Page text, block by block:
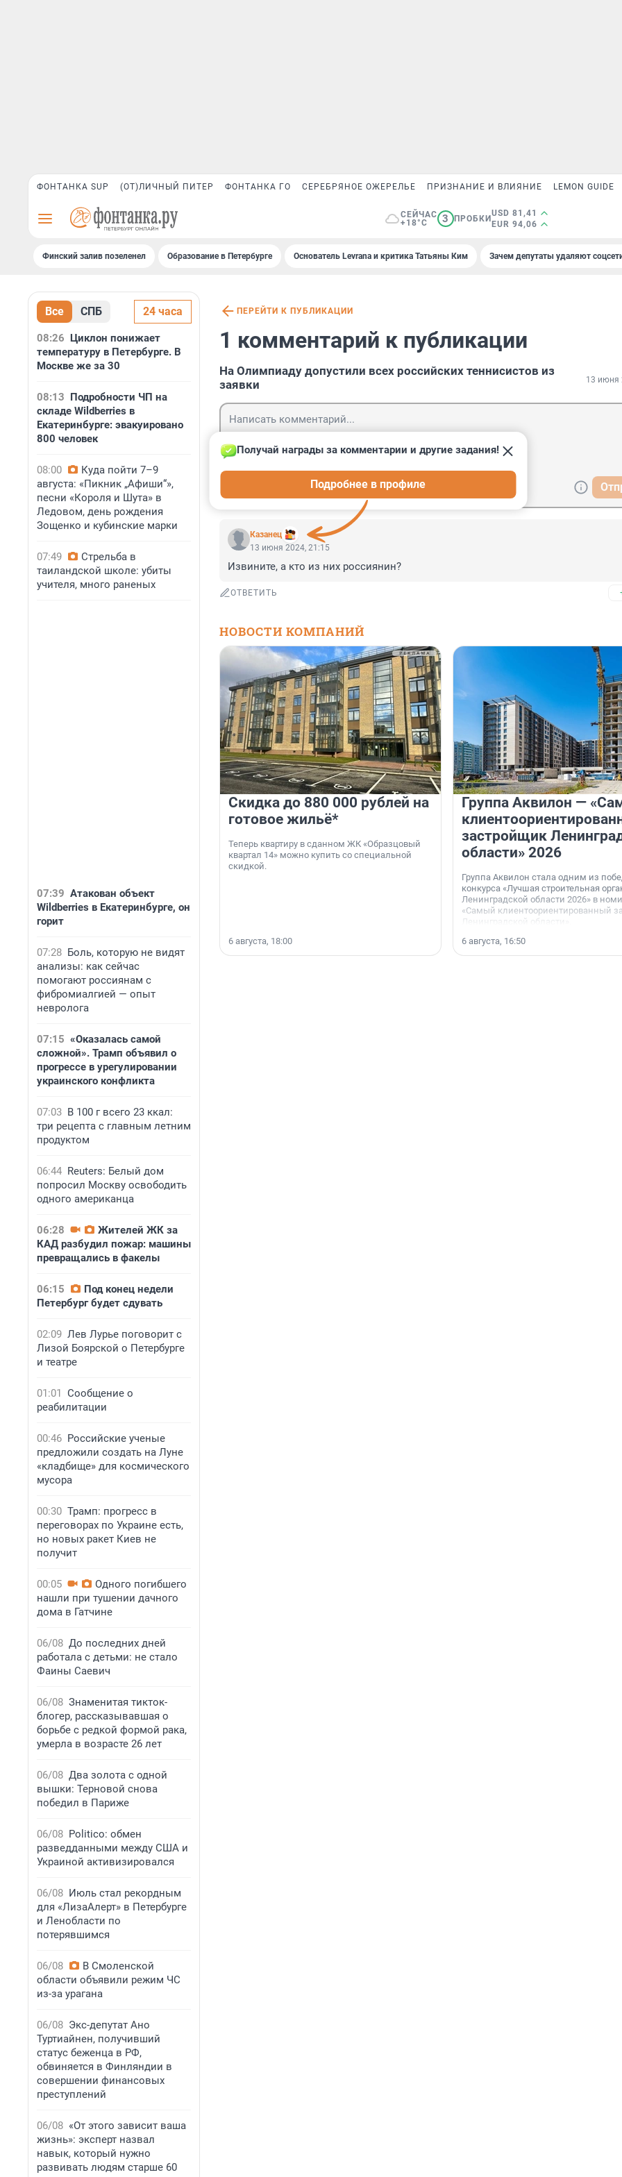
ФОНТАНКА SUP (ОТ)ЛИЧНЫЙ ПИТЕР ФОНТАНКА ГО СЕРЕБРЯНОЕ ОЖЕРЕЛЬЕ ПРИЗНАНИЕ И ВЛИЯНИЕ LEMON GUIDE
СЕЙЧАС
+18°C
3 ПРОБКИ
USD 81,41
EUR 94,06
Финский залив позеленел Образование в Петербурге Основатель Levrana и критика Татьяны Ким Зачем депутаты удаляют
Все СПБ 24 часа
08:26 Циклон понижает
температуру в Петербурге. В
Москве же за 30
08:13 Подробности ЧП на
складе Wildberries в
Екатеринбурге: эвакуировано
800 человек
08:00
Куда пойти 7–9
августа: «Пикник „Афиши“»,
песни «Короля и Шута» в
Ледовом, день рождения
Зощенко и кубинские марки
07:49
Стрельба в
таиландской школе: убиты
учителя, много раненых
07:39 Атакован объект
Wildberries в Екатеринбурге, он
горит
07:28 Боль, которую не видят
анализы: как сейчас
помогают россиянам с
фибромиалгией — опыт
невролога
07:15 «Оказалась самой
сложной». Трамп объявил о
прогрессе в урегулировании
украинского конфликта
07:03 В 100 г всего 23 ккал:
три рецепта с главным летним
продуктом
06:44 Reuters: Белый дом
попросил Москву освободить
одного американца
06:28
Жителей ЖК за
КАД разбудил пожар: машины
превращались в факелы
06:15
Под конец недели
Петербург будет сдувать
02:09 Лев Лурье поговорит с
Лизой Боярской о Петербурге
и театре
01:01 Сообщение о
реабилитации
00:46 Российские ученые
предложили создать на Луне
«кладбище» для космического
мусора
00:30 Трамп: прогресс в
переговорах по Украине есть,
но новых ракет Киев не
получит
00:05
Одного погибшего
нашли при тушении дачного
дома в Гатчине
06/08 До последних дней
работала с детьми: не стало
Фаины Саевич
06/08 Знаменитая тикток-
блогер, рассказывавшая о
борьбе с редкой формой рака,
умерла в возрасте 26 лет
06/08 Два золота с одной
вышки: Терновой снова
победил в Париже
06/08 Politico: обмен
разведданными между США и
Украиной активизировался
06/08 Июль стал рекордным
для «ЛизаАлерт» в Петербурге
и Ленобласти по
потерявшимся
06/08
В Смоленской
области объявили режим ЧС
из-за урагана
06/08 Экс-депутат Ано
Туртиайнен, получивший
статус беженца в РФ,
обвиняется в Финляндии в
совершении финансовых
преступлений
06/08 «От этого зависит ваша
жизнь»: эксперт назвал
навык, который нужно
развивать людям старше 60
ПЕРЕЙТИ К ПУБЛИКАЦИИ
1 комментарий к публикации
На Олимпиаду допустили всех российских теннисистов из
заявки
13 июня
Казанец
Получай награды за комментарии и другие задания!
Подробнее в профиле
13 июня 2024, 21:15
Извините, а кто из них россиянин?
ОТВЕТИТЬ
НОВОСТИ КОМПАНИЙ
Скидка до 880 000 рублей на
готовое жильё*
Теперь квартиру в сданном ЖК «Образцовый
квартал 14» можно купить со специальной
скидкой.
6 августа, 18:00
Группа Аквилон —
застройщик
области» 2026
Группа Аквилон стала одним из
конкурса «Лучшая строительная
Ленинградской области 2026» в
«Самый клиентоориентированный
Ленинградской области».
6 августа, 16:50